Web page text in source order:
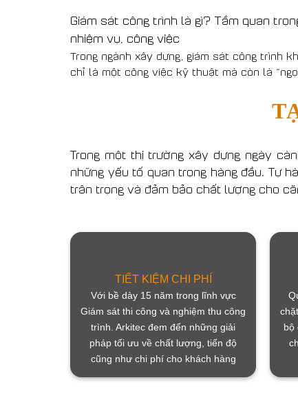
Giám sát công trình là gì? Tầm quan
nhiệm vụ, công việc
Trong ngành xây dựng, giám sát công trình
chỉ là một công việc kỹ thuật mà còn là
Trong một thị trường xây dựng ngày
những yếu tố quan trọng hàng đầu. Tự
trân trọng và đảm bảo chất lượng cho
TIẾT KIỆM CHI PHÍ
Với bề dày 15 năm trong lĩnh vực
Giám sát thi công và nghiệm thu công
trình. Arkitec đem đến những giải
pháp tối ưu về chất lượng, tiến độ
cũng như chi phí cho khách hàng
bộ